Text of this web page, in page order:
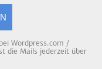
Wordpress.com /
die Mails jederzeit über